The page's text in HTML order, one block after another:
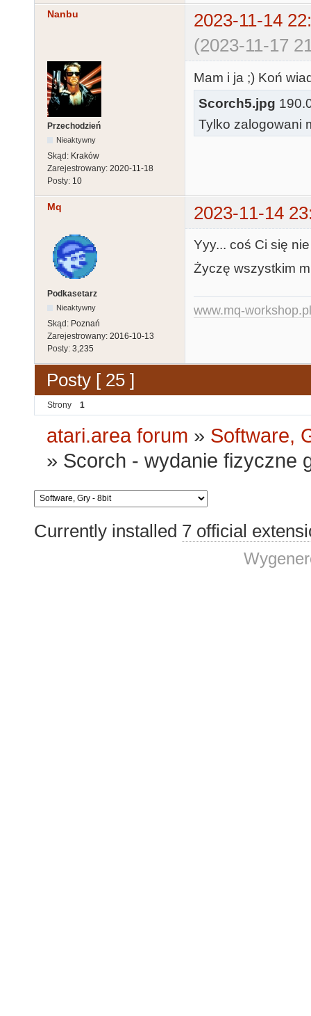
Nanbu
2023-11-14
(2023-11-17
Przechodzień
Nieaktywny
Skąd: Kraków
Zarejestrowany: 2020-11-18
Posty: 10
Mam i ja ;) Koń
Scorch5.jpg
Tylko zalogowani
Mq 2023-11-14
Podkasetarz
Nieaktywny
Skąd: Poznań
Zarejestrowany: 2016-10-13
Posty: 3,235
Yyy... coś Ci się
Życzę wszystkim
www.mq-workshop.pl
Posty [ 25 ]
Strony 1
atari.area forum » Software,
» Scorch - wydanie fizyczne
Currently installed 7 official